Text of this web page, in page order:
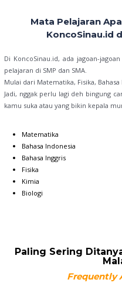
Mata Pelajaran
KoncoSinau.id
Di KoncoSinau.id, ada jagoan-
pelajaran di SMP dan SMA.
Mulai dari Matematika, Fisika,
Jadi, nggak perlu lagi deh bingung
kamu suka atau yang bikin kepala
Matematika
Bahasa Indonesia
Bahasa Inggris
Fisika
Kimia
Biologi
Paling Sering
Frequently